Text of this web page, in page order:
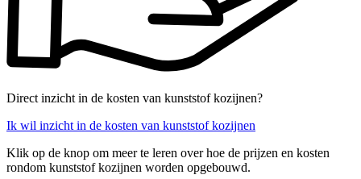
Direct inzicht in de kosten van kunststof kozijnen?
Ik wil inzicht in de kosten van kunststof kozijnen
Klik op de knop om meer te leren over hoe de prijzen en kosten
rondom kunststof kozijnen worden opgebouwd.